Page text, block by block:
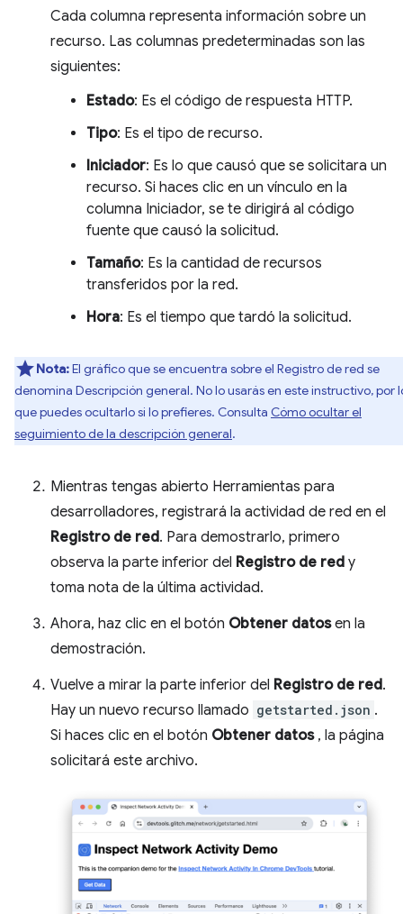
Cada columna representa información sobre un
recurso. Las columnas predeterminadas son las
siguientes:
Estado: Es el código de respuesta HTTP.
Tipo: Es el tipo de recurso.
Iniciador: Es lo que causó que se solicitara un
recurso. Si haces clic en un vínculo en la
columna Iniciador, se te dirigirá al código
fuente que causó la solicitud.
Tamaño: Es la cantidad de recursos
transferidos por la red.
Hora: Es el tiempo que tardó la solicitud.
Nota:El gráfico que se encuentra sobre el Registro de red se
denomina Descripción general. No lo usarás en este instructivo, por
que puedes ocultarlo si lo prefieres. Consulta Cómo ocultar el
seguimiento de la descripción general.
Mientras tengas abierto Herramientas para
desarrolladores, registrará la actividad de red en el
Registro de red. Para demostrarlo, primero
observa la parte inferior del Registro de red y
toma nota de la última actividad.
Ahora, haz clic en el botón Obtener datosen la
demostración.
Vuelve a mirar la parte inferior del Registro de red.
Hay un nuevo recurso llamado getstarted.json .
Si haces clic en el botón Obtener datos, la página
solicitará este archivo.